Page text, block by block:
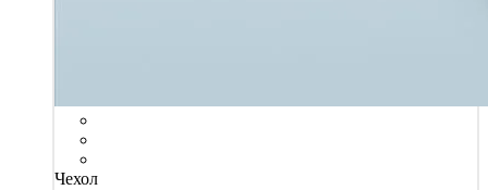
Чехол